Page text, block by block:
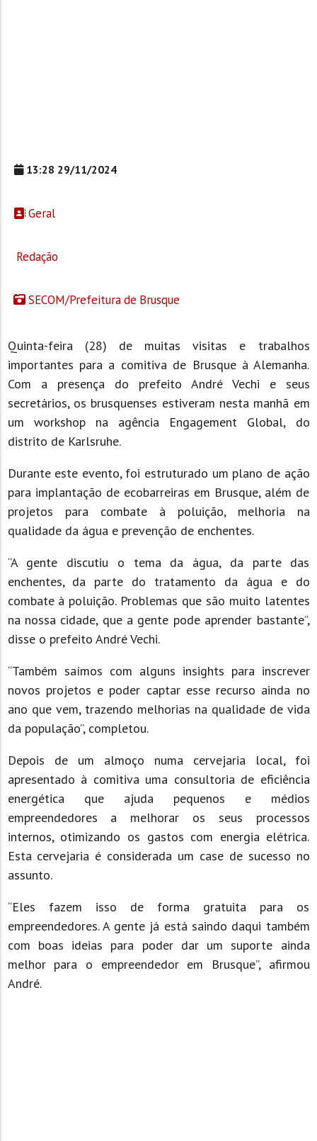
13:28 29/11/2024
Geral
Redação
SECOM/Prefeitura de Brusque
Quinta-feira (28) de muitas visitas e trabalhos
importantes para a comitiva de Brusque à Alemanha.
Com a presença do prefeito André Vechi e seus
secretários, os brusquenses estiveram nesta manhã em
um workshop na agência Engagement Global, do
distrito de Karlsruhe.
Durante este evento, foi estruturado um plano de ação
para implantação de ecobarreiras em Brusque, além de
projetos para combate à poluição, melhoria na
qualidade da água e prevenção de enchentes.
“A gente discutiu o tema da água, da parte das
enchentes, da parte do tratamento da água e do
combate à poluição. Problemas que são muito latentes
na nossa cidade, que a gente pode aprender bastante”,
disse o prefeito André Vechi.
“Também saímos com alguns insights para inscrever
novos projetos e poder captar esse recurso ainda no
ano que vem, trazendo melhorias na qualidade de vida
da população”, completou.
Depois de um almoço numa cervejaria local, foi
apresentado à comitiva uma consultoria de eficiência
energética que ajuda pequenos e médios
empreendedores a melhorar os seus processos
internos, otimizando os gastos com energia elétrica.
Esta cervejaria é considerada um case de sucesso no
assunto.
“Eles fazem isso de forma gratuita para os
empreendedores. A gente já está saindo daqui também
com boas ideias para poder dar um suporte ainda
melhor para o empreendedor em Brusque”, afirmou
André.